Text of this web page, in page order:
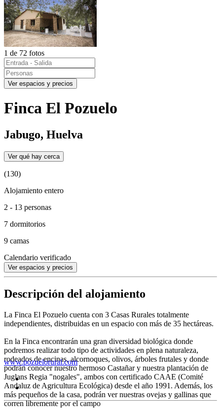
1 de 72 fotos
Ver espacios y precios
Finca El Pozuelo
Jabugo, Huelva
Ver qué hay cerca
(130)
Alojamiento entero
2 - 13 personas
7 dormitorios
9 camas
Calendario verificado
Ver espacios y precios
Descripción del alojamiento
La Finca El Pozuelo cuenta con 3 Casas Rurales totalmente
independientes, distribuidas en un espacio con más de 35 hectáreas.
En la Finca encontrarán una gran diversidad biológica donde
podremos realizar todo tipo de actividades en plena naturaleza,
rodeados de encinas, alcornoques, olivos, árboles frutales y donde
podrán conocer nuestro hermoso Castañar y nuestra plantación de
Juglans Regia "nogales", ambos con certificado CAAE (Comité
Andaluz de Agricultura Ecológica) desde el año 1991. Además, los
más pequeños de la casa, podrán ver nuestras ovejas y gallinas que
corren libremente por el campo
www.pozuelorural.com